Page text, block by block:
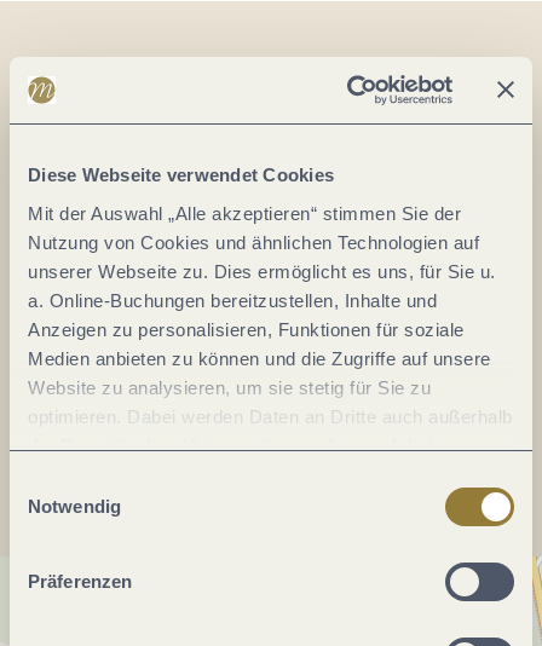
Diese Webseite verwendet Cookies
Mit der Auswahl „Alle akzeptieren“ stimmen Sie der
Nutzung von Cookies und ähnlichen Technologien auf
unserer Webseite zu. Dies ermöglicht es uns, für Sie u.
a. Online-Buchungen bereitzustellen, Inhalte und
Anzeigen zu personalisieren, Funktionen für soziale
Medien anbieten zu können und die Zugriffe auf unsere
Website zu analysieren, um sie stetig für Sie zu
optimieren. Dabei werden Daten an Dritte auch außerhalb
der Europäischen Union weitergegeben und dort
jederzeit widerrufen werden. Mit der Auswahl "Alle
ablehnen" kann es zu Beeinträchtigungen in der Nutzung
Notwendig
Präferenzen
Auf der Karte
Neustr. 15
56072 Koblenz-Güls
DE
+49 26142302
E-Mail: info@cafehahn.de